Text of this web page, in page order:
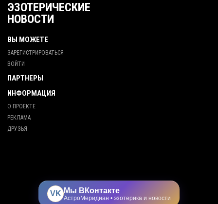
ЭЗОТЕРИЧЕСКИЕ
НОВОСТИ
ВЫ МОЖЕТЕ
ЗАРЕГИСТРИРОВАТЬСЯ
ВОЙТИ
ПАРТНЕРЫ
ИНФОРМАЦИЯ
О ПРОЕКТЕ
РЕКЛАМА
ДРУЗЬЯ
VK Мы ВКонтакте
АстроМеридиан • эзотерика и новости